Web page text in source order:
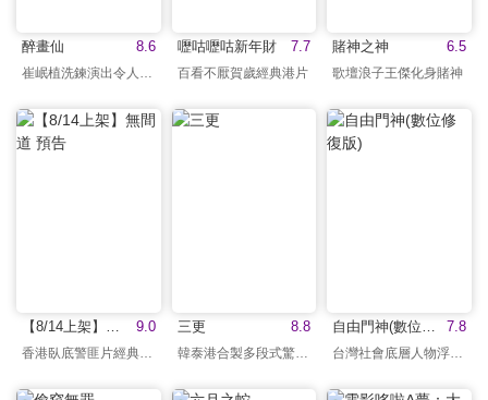
8.6
醉畫仙 7.7
嚦咕嚦咕新年財
百看不厭賀歲經典港片
6.5
賭神之神
歌壇浪子王傑化身賭神
9.0
【8/14上架】無間道 預告
香港臥底警匪片經典之作
8.8
三更
韓泰港合製多段式驚慄片
7.8
自由門神(數位修復版)
台灣社會底層人物浮世繪